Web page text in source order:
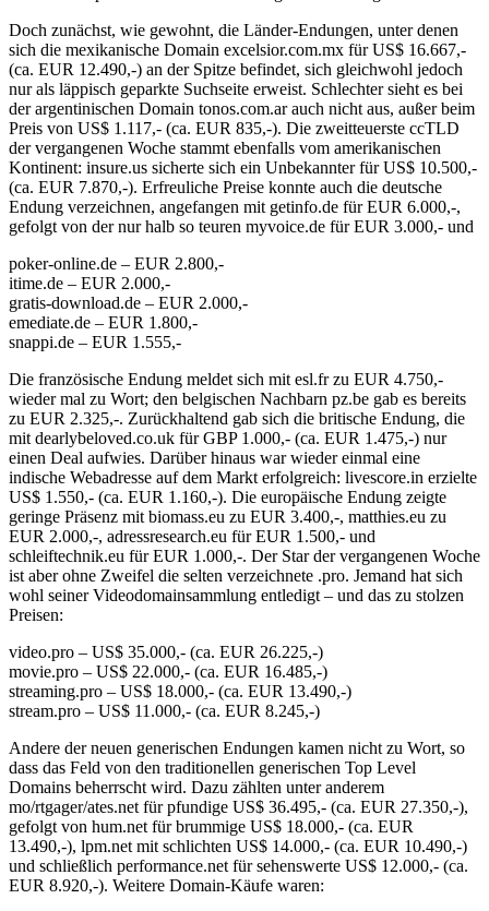
Doch zunächst, wie gewohnt, die Länder-Endungen, unter denen
sich die mexikanische Domain excelsior.com.mx für US$ 16.667,-
(ca. EUR 12.490,-) an der Spitze befindet, sich gleichwohl jedoch
nur als läppisch geparkte Suchseite erweist. Schlechter sieht es bei
der argentinischen Domain tonos.com.ar auch nicht aus, außer beim
Preis von US$ 1.117,- (ca. EUR 835,-). Die zweitteuerste ccTLD
der vergangenen Woche stammt ebenfalls vom amerikanischen
Kontinent: insure.us sicherte sich ein Unbekannter für US$ 10.500,-
(ca. EUR 7.870,-). Erfreuliche Preise konnte auch die deutsche
Endung verzeichnen, angefangen mit getinfo.de für EUR 6.000,-,
gefolgt von der nur halb so teuren myvoice.de für EUR 3.000,- und
poker-online.de – EUR 2.800,-
itime.de – EUR 2.000,-
gratis-download.de – EUR 2.000,-
emediate.de – EUR 1.800,-
snappi.de – EUR 1.555,-
Die französische Endung meldet sich mit esl.fr zu EUR 4.750,-
wieder mal zu Wort; den belgischen Nachbarn pz.be gab es bereits
zu EUR 2.325,-. Zurückhaltend gab sich die britische Endung, die
mit dearlybeloved.co.uk für GBP 1.000,- (ca. EUR 1.475,-) nur
einen Deal aufwies. Darüber hinaus war wieder einmal eine
indische Webadresse auf dem Markt erfolgreich: livescore.in erzielte
US$ 1.550,- (ca. EUR 1.160,-). Die europäische Endung zeigte
geringe Präsenz mit biomass.eu zu EUR 3.400,-, matthies.eu zu
EUR 2.000,-, adressresearch.eu für EUR 1.500,- und
schleiftechnik.eu für EUR 1.000,-. Der Star der vergangenen Woche
ist aber ohne Zweifel die selten verzeichnete .pro. Jemand hat sich
wohl seiner Videodomainsammlung entledigt – und das zu stolzen
Preisen:
video.pro – US$ 35.000,- (ca. EUR 26.225,-)
movie.pro – US$ 22.000,- (ca. EUR 16.485,-)
streaming.pro – US$ 18.000,- (ca. EUR 13.490,-)
stream.pro – US$ 11.000,- (ca. EUR 8.245,-)
Andere der neuen generischen Endungen kamen nicht zu Wort, so
dass das Feld von den traditionellen generischen Top Level
Domains beherrscht wird. Dazu zählten unter anderem
mo/rtgager/ates.net für pfundige US$ 36.495,- (ca. EUR 27.350,-),
gefolgt von hum.net für brummige US$ 18.000,- (ca. EUR
13.490,-), lpm.net mit schlichten US$ 14.000,- (ca. EUR 10.490,-)
und schließlich performance.net für sehenswerte US$ 12.000,- (ca.
EUR 8.920,-). Weitere Domain-Käufe waren: